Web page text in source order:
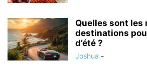
Quelles sont les
destinations
d’été ?
Joshua -